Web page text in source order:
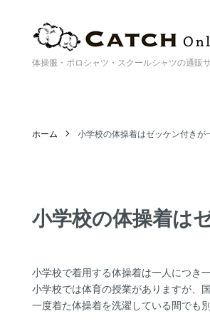
体操服・ポロシャツ・スクールシャツの通販
ホーム 小学校の体操着はゼッケン付きが
小学校の体操着は
小学校で着用する体操着は一人につき
小学校では体育の授業がありますが、
一度着た体操着を洗濯している間でも